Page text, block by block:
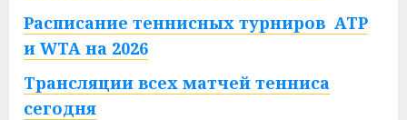
Расписание теннисных турниров ATP
и WTA на 2026
Трансляции всех матчей тенниса
сегодня